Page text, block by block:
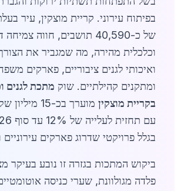
בפיתוח עירוני. קריית מוצקין, עיר
של כ-40,590 תושבים, חווה
וכלכלית מהירה, מה שמגביר את
ואיכותי לגנים ציבוריים, פארקים
ומתקנים קהילתיים. שוק מתכת לגנים
בקריית מוצקין
מוערך בכ-15
בגלל פרויקטי שדרוג פארקים עירוניים
ביקוש המתכות בגזרה זו נובע בעיקר
פלדה מגולוונת, שערי כניסה